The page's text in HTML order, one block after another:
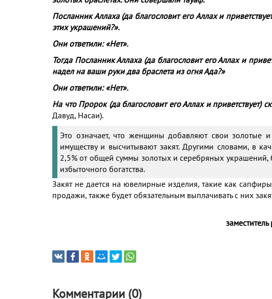
Посланник Аллаха (да благословит его Аллах и
этих украшений?».
Они ответили: «Нет».
Тогда Посланник Аллаха (да благословит его Аллах и
надел на ваши руки два браслета из огня Ада?»
Они ответили: «Нет».
На что Пророк (да благословит его Аллах и приветствует)
Давуд, Насаи).
Это означает, что женщины добавляют свои золотые
имуществу и высчитывают закят. Другими словами, в
2,5% от общей суммы золотых и серебряных украшений,
избыточного богатства.
Закят не дается на ювелирные изделия, такие как
продажи, также будет обязательным выплачивать с них
Комментарии (0)